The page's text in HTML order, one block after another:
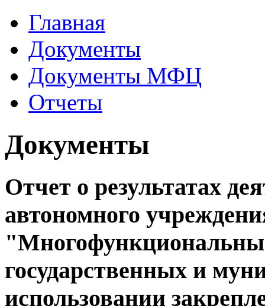
Главная
Документы
Документы МФЦ
Отчеты
Документы
Отчет о результатах
автономного
государственных и
использовании